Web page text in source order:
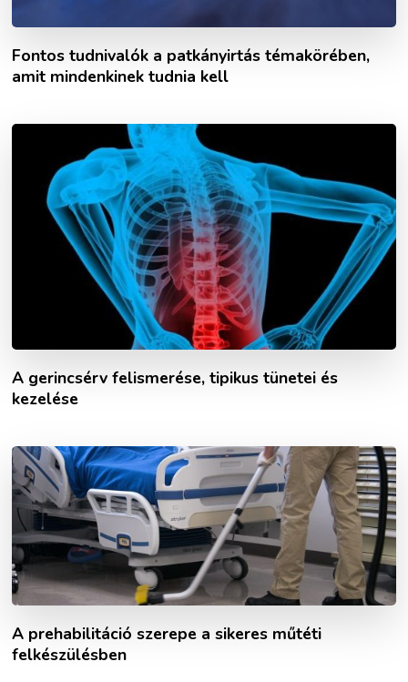
Fontos tudnivalók a patkányirtás témakörében,
amit mindenkinek tudnia kell
A gerincsérv felismerése, tipikus tünetei és
kezelése
A prehabilitáció szerepe a sikeres műtéti
felkészülésben